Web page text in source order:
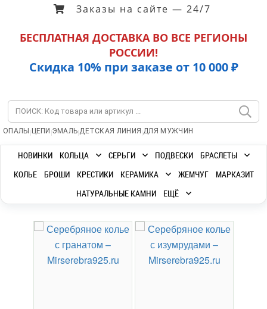
Заказы на сайте — 24/7
БЕСПЛАТНАЯ ДОСТАВКА ВО ВСЕ РЕГИОНЫ
РОССИИ!
Скидка 10% при заказе от 10 000 ₽
ОПАЛЫ | ЦЕПИ |ЭМАЛЬ|ДЕТСКАЯ ЛИНИЯ |ДЛЯ МУЖЧИН
НОВИНКИ КОЛЬЦА СЕРЬГИ ПОДВЕСКИ
БРАСЛЕТЫ
КОЛЬЕ
БРОШИ КРЕСТИКИ КЕРАМИКА ЖЕМЧУГ
МАРКАЗИТ
НАТУРАЛЬНЫЕ КАМНИ
ЕЩЁ